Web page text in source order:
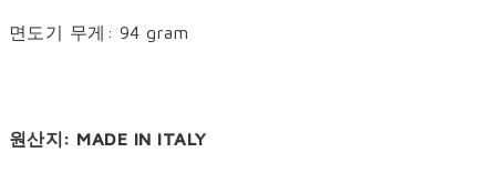
면도기 무게: 94 gram
원산지: MADE IN ITALY